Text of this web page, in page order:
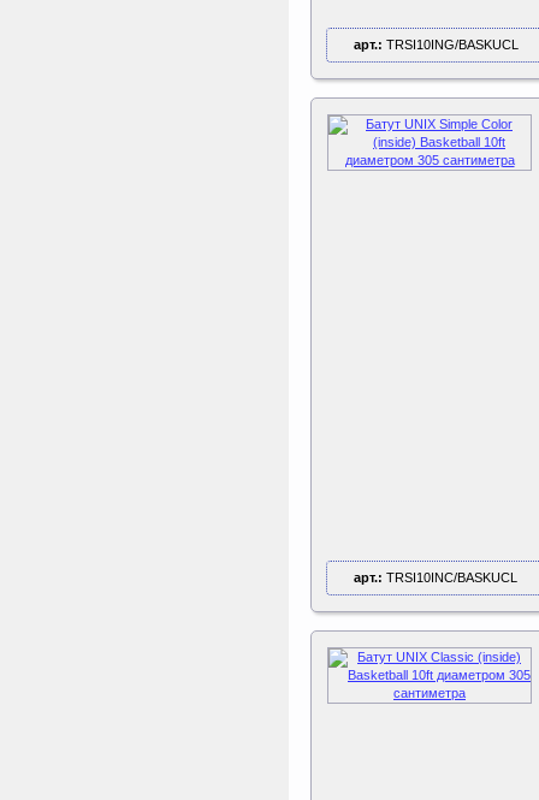
арт.: TRSI10ING/BASKUCL
арт.: TRSI10INC/BASKUCL